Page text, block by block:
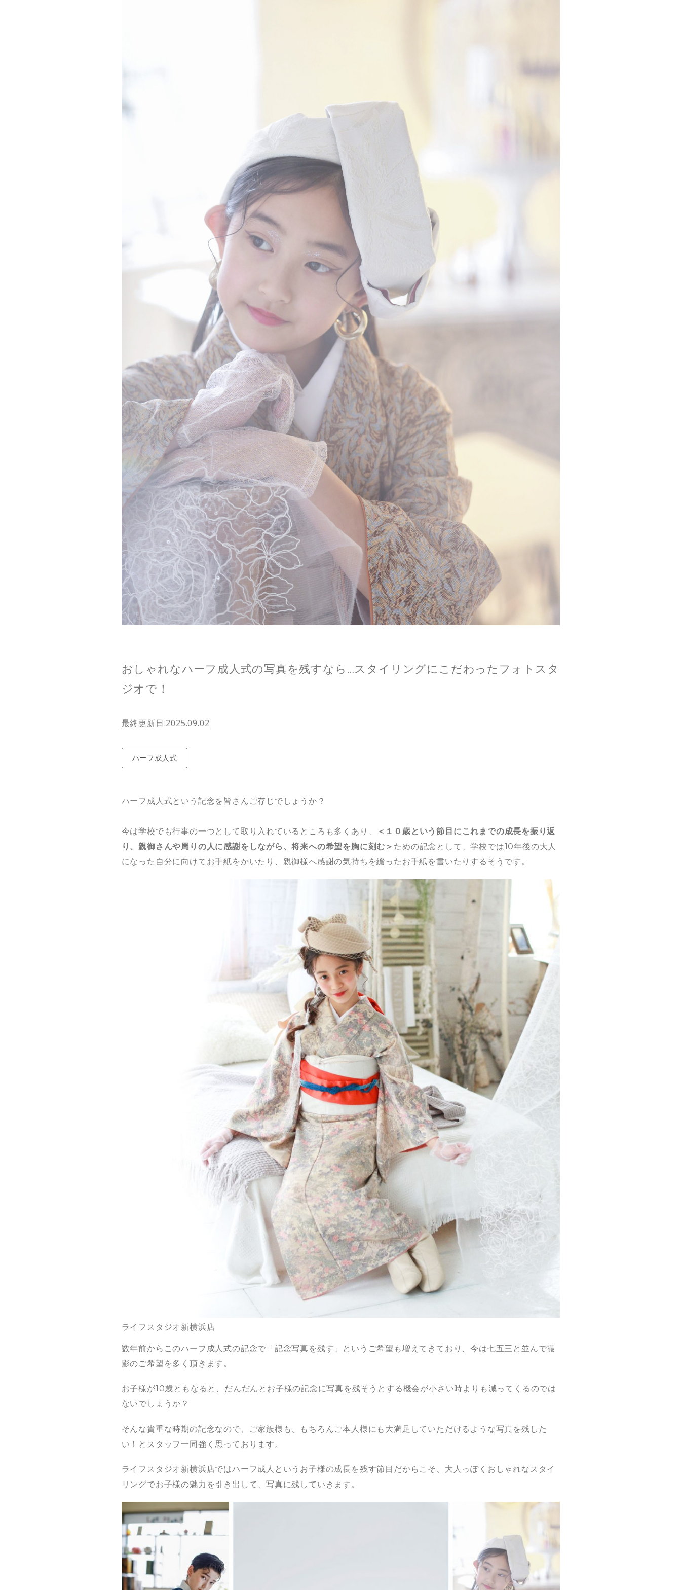
おしゃれなハーフ成人式の写真を残すなら…スタイリングにこだわったフォトスタ
ジオで！
最終更新日:2025.09.02
ハーフ成人式
ハーフ成人式という記念を皆さんご存じでしょうか？
今は学校でも行事の一つとして取り入れているところも多くあり、
＜１０歳という節目にこれまでの成長を振り返
り、親御さんや周りの人に感謝をしながら、将来への希望を胸に刻む＞ ための記念として、学校では10年後の大人
になった自分に向けてお手紙をかいたり、親御様へ感謝の気持ちを綴ったお手紙を書いたりするそうです。
ライフスタジオ新横浜店
数年前からこのハーフ成人式の記念で「記念写真を残す」というご希望も増えてきており、今は七五三と並んで撮
影のご希望を多く頂きます。
お子様が10歳ともなると、だんだんとお子様の記念に写真を残そうとする機会が小さい時よりも減ってくるのでは
ないでしょうか？
そんな貴重な時期の記念なので、ご家族様も、もちろんご本人様にも大満足していただけるような写真を残した
い！とスタッフ一同強く思っております。
ライフスタジオ新横浜店ではハーフ成人というお子様の成長を残す節目だからこそ、大人っぽくおしゃれなスタイ
リングでお子様の魅力を引き出して、写真に残していきます。